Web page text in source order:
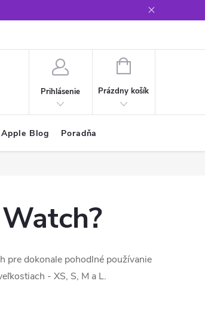
Prihlásenie
NÁKUPNÝ
Prázdny košík
Apple Blog Poradňa
pre dokonale pohodlné používanie
- XS, S, M a L.